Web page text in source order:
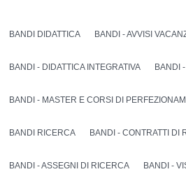
BANDI DIDATTICA BANDI - AVVISI
BANDI - DIDATTICA INTEGRATIVA BANDI
BANDI - MASTER E CORSI DI
BANDI RICERCA BANDI - CONTRATTI DI
BANDI - ASSEGNI DI RICERCA BANDI -